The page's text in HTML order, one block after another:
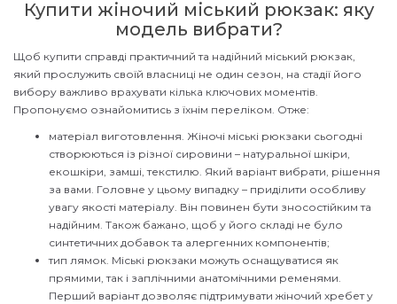
Купити жіночий міський рюкзак: яку
модель вибрати?
Щоб купити справді практичний та надійний міський рюкзак,
який прослужить своїй власниці не один сезон, на стадії його
вибору важливо врахувати кілька ключових моментів.
Пропонуємо ознайомитись з їхнім переліком. Отже:
матеріал виготовлення. Жіночі міські рюкзаки сьогодні
створюються із різної сировини – натуральної шкіри,
екошкіри, замші, текстилю. Який варіант вибрати, рішення
за вами. Головне у цьому випадку – приділити особливу
увагу якості матеріалу. Він повинен бути зносостійким та
надійним. Також бажано, щоб у його складі не було
синтетичних добавок та алергенних компонентів;
тип лямок. Міські рюкзаки можуть оснащуватися як
прямими, так і заплічними анатомічними ременями.
Перший варіант дозволяє підтримувати жіночий хребет у